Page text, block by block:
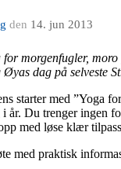
den 14. jun 2013
for morgenfugler,
Øyas dag på selveste
starter med ”Yoga
i år. Du trenger ingen
med løse klær
med praktisk